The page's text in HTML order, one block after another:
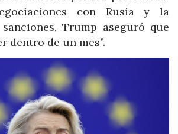
con Rusia y la
Trump aseguró que
dentro de un mes”.